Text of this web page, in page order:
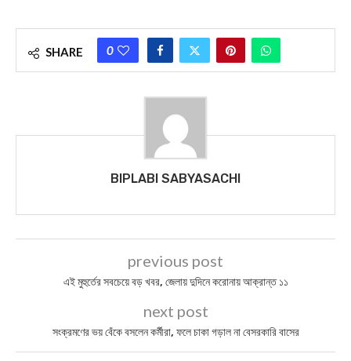
SHARE 0
BIPLABI SABYASACHI
previous post
এই মুহুর্তের সবচেয়ে বড় খবর, জেলায় দুদিনে করোনায় আক্রান্ত ১১
next post
সংক্রমণের ভয় বেঁকে বসলেন কর্মীরা, ফলে চাকা গড়াল না বেসরকারি বাসের